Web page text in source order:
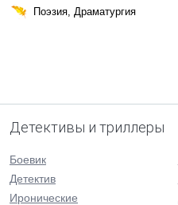
Поэзия, Драматургия
Детективы и триллеры
Боевик
Детектив
Иронические